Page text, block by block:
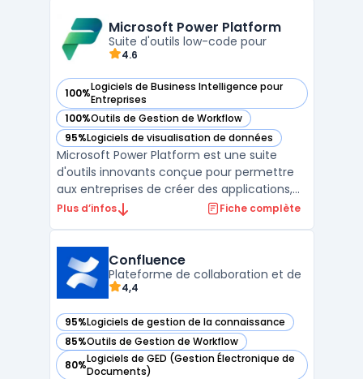
projets, de tâches et de calendriers
partagés pour faciliter la com ...
Microsoft Power Platform
Suite d'outils low-code pour
4.6
100%Logiciels de Business Intelligence pour
Entreprises
— voir Microsoft Power Platform dans cette catégorie
100%Outils de Gestion de Workflow
— voir Microsoft Power Platform dans cette catégorie
95%Logiciels de visualisation de données
— voir Microsoft Power Platform dans cette catégorie
Microsoft Power Platform est une suite
d'outils innovants conçue pour permettre
aux entreprises de créer des applications,
d'automatiser des processus, et d'analyser
programmation. Regroupant Power BI,
Power Apps, Power Automate, et Power Virt
Plus d’infos Fiche complète
Confluence
Plateforme de collaboration et de
4,4
95%Logiciels de gestion de la connaissance
— voir Confluence dans cette catégorie
85%Outils de Gestion de Workflow
— voir Confluence dans cette catégorie
80%Logiciels de GED (Gestion Électronique de
Documents)
— voir Confluence dans cette catégorie